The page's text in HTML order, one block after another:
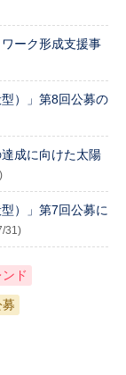
ーク形成支援事
）」第8回公募の
成に向けた太陽
）」第7回公募に
31)
ンド